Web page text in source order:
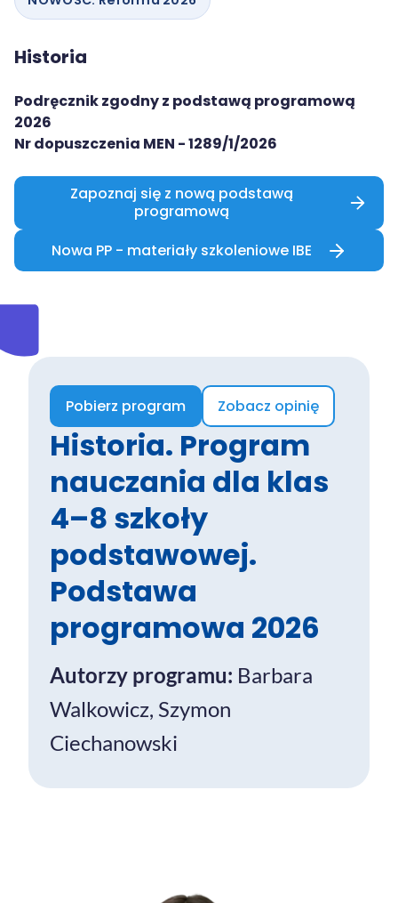
szczegóły
Aranżacje
przedszkolne
Katalogi
zobacz
Historia
Podręcznik zgodny z podstawą programową
2026
Nr dopuszczenia MEN - 1289/1/2026
Zapoznaj się z nową podstawą
programową
Nowa PP - materiały szkoleniowe IBE
Pobierz program Zobacz opinię
Historia. Program
nauczania dla klas
4–8 szkoły
podstawowej.
Podstawa
programowa 2026
Autorzy programu: Barbara
Walkowicz, Szymon
Ciechanowski